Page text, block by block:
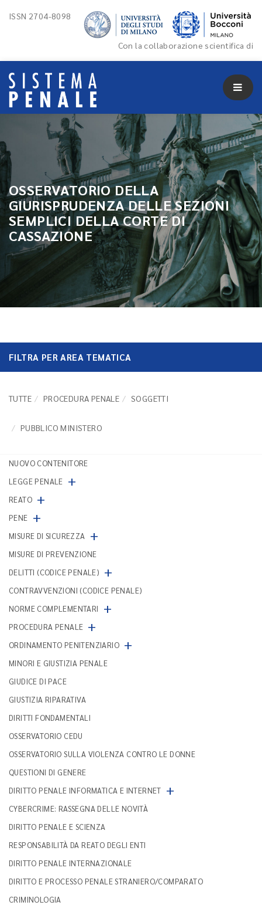
ISSN 2704-8098
Con la collaborazione scientifica di
OSSERVATORIO DELLA
GIURISPRUDENZA DELLE SEZIONI
SEMPLICI DELLA CORTE DI
CASSAZIONE
FILTRA PER AREA TEMATICA
TUTTE PROCEDURA PENALE SOGGETTI
PUBBLICO MINISTERO
NUOVO CONTENITORE
LEGGE PENALE +
REATO +
PENE +
MISURE DI SICUREZZA +
MISURE DI PREVENZIONE
DELITTI (CODICE PENALE) +
CONTRAVVENZIONI (CODICE PENALE)
NORME COMPLEMENTARI
+
PROCEDURA PENALE +
ORDINAMENTO PENITENZIARIO +
MINORI E GIUSTIZIA PENALE
GIUDICE DI PACE
GIUSTIZIA RIPARATIVA
DIRITTI FONDAMENTALI
OSSERVATORIO CEDU
OSSERVATORIO SULLA VIOLENZA CONTRO LE DONNE
QUESTIONI DI GENERE
DIRITTO PENALE INFORMATICA E INTERNET +
CYBERCRIME: RASSEGNA DELLE NOVITÀ
DIRITTO PENALE E SCIENZA
RESPONSABILITÀ DA REATO DEGLI ENTI
DIRITTO PENALE INTERNAZIONALE
DIRITTO E PROCESSO PENALE STRANIERO/COMPARATO
CRIMINOLOGIA